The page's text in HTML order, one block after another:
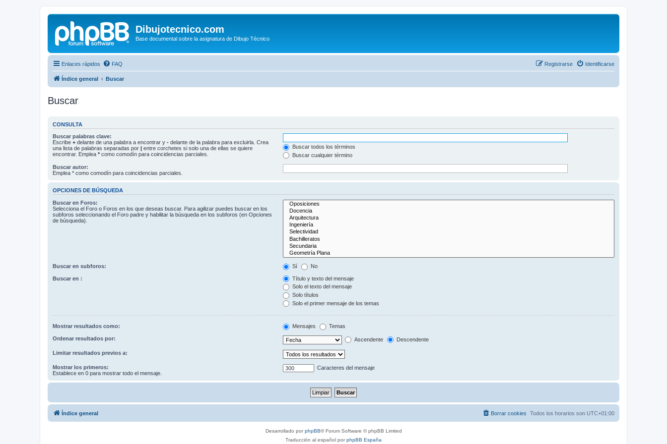
Dibujotecnico.com
Base documental sobre la asignatura de Dibujo Técnico
Enlaces rápidos FAQ Identificarse
Registrarse
Índice general Buscar
Buscar
CONSULTA
Buscar palabras clave:
Escribe + delante de una palabra a encontrar y - delante de la palabra para excluirla. Crea
una lista de palabras separadas por | entre corchetes si solo una de ellas se quiere
encontrar. Emplea * como comodín para coincidencias parciales.
Buscar todos los términos
Buscar cualquier término
Buscar autor:
Emplea * como comodín para coincidencias parciales.
OPCIONES DE BÚSQUEDA
Buscar en Foros:
Selecciona el Foro o Foros en los que deseas buscar. Para agilizar puedes buscar en los
subforos seleccionando el Foro padre y habilitar la búsqueda en los subforos (en Opciones
de búsqueda).
Buscar en subforos: Sí No
Buscar en :
Título y texto del mensaje
Solo el texto del mensaje
Solo títulos
Solo el primer mensaje de los temas
Mostrar resultados como: Mensajes Temas
Ordenar resultados por: Ascendente Descendente
Limitar resultados previos a:
Mostrar los primeros:
Establece en 0 para mostrar todo el mensaje.
Caracteres del mensaje
Índice general Todos los horarios son UTC+01:00
Borrar cookies
Desarrollado porphpBB® Forum Software © phpBB Limited
Traducción al español porphpBB España